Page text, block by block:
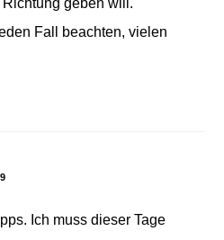
geben will.
Fall beachten, vielen
Ich muss dieser Tage